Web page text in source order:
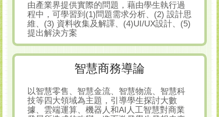
由產業界提供實際的問題，藉由學生執行過
程中，可學習到(1)問題需求分析、(2) 設計思
維、(3) 資料收集及解譯、(4)UI/UX設計、(5)
提出解決方案
智慧商務導論
以智慧零售、智慧金流、智慧物流、智慧科
技等四大領域為主題，引導學生探討大數
據、雲端運算、機器人和AI人工智慧對商業